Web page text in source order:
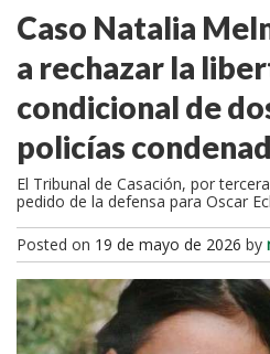
Caso Natalia
a rechazar la
condicional de
policías
El Tribunal de Casación, por
pedido de la defensa para Oscar
Posted on 19 de mayo de 2026 by